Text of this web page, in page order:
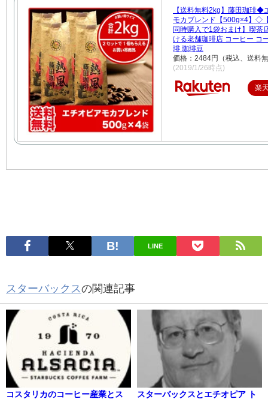
【送料無料2kg】藤田珈琲◆
モカブレンド【500g×4】◇
同時購入で1袋おまけ】喫茶
ける老舗珈琲店 コーヒー コ
琲 珈琲豆
価格：2484円（税込、送料
(2019/1/26時点)
楽
LINE
スターバックスの関連記事
コスタリカのコーヒー産業とス
スターバックスとエチオピア ト